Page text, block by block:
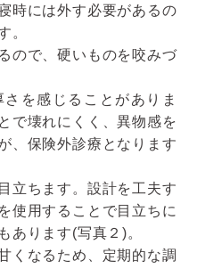
時には外す必要があるの
。
ので、硬いものを咬みづ
を感じることがありま
で壊れにくく、異物感を
、保険外診療となります
立ちます。設計を工夫す
使用することで目立ちに
あります(写真２)。
くなるため、定期的な調